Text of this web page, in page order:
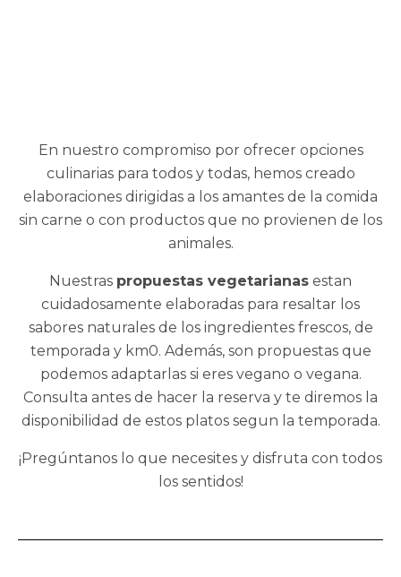
En nuestro compromiso por ofrecer opciones
culinarias para todos y todas, hemos creado
elaboraciones dirigidas a los amantes de la comida
sin carne o con productos que no provienen de los
animales.
Nuestras propuestas vegetarianas estan
cuidadosamente elaboradas para resaltar los
sabores naturales de los ingredientes frescos, de
temporada y km0. Además, son propuestas que
podemos adaptarlas si eres vegano o vegana.
Consulta antes de hacer la reserva y te diremos la
disponibilidad de estos platos segun la temporada.
¡Pregúntanos lo que necesites y disfruta con todos
los sentidos!